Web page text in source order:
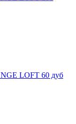
LOFT 60 дуб